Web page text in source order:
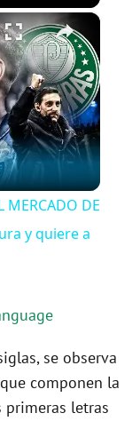
×
MERCADO DE
y quiere a
se observa
componen la
letras